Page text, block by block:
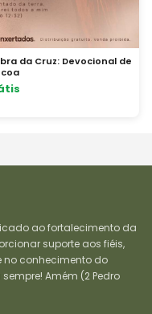
da Cruz: Devocional de
ao fortalecimento da
suporte aos fiéis,
no conhecimento do
Amém (2 Pedro